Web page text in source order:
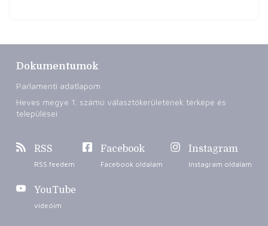
Dokumentumok
Parlamenti adatlapom
Heves megye 1. számú választókerületének térképe és
települései
RSS
RSS feedem
Facebook
Facebook oldalam
Instagram
Instagram oldalam
YouTube
videóim